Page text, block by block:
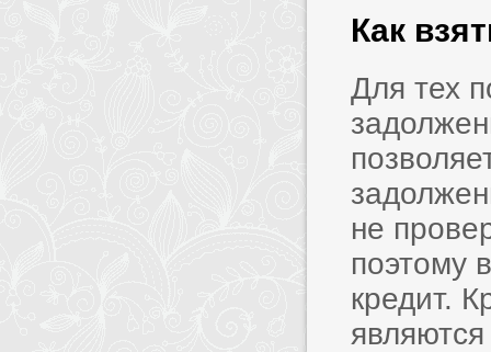
Как
Для тех
не
поэтому
кредит.